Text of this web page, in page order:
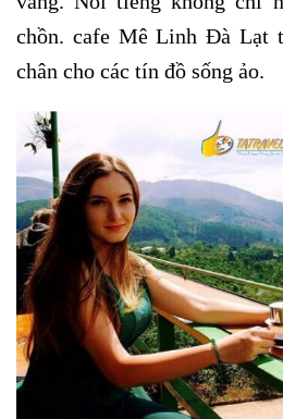
chồn. cafe Mê Linh Đà Lạt
chân cho các tín đồ sống ảo.